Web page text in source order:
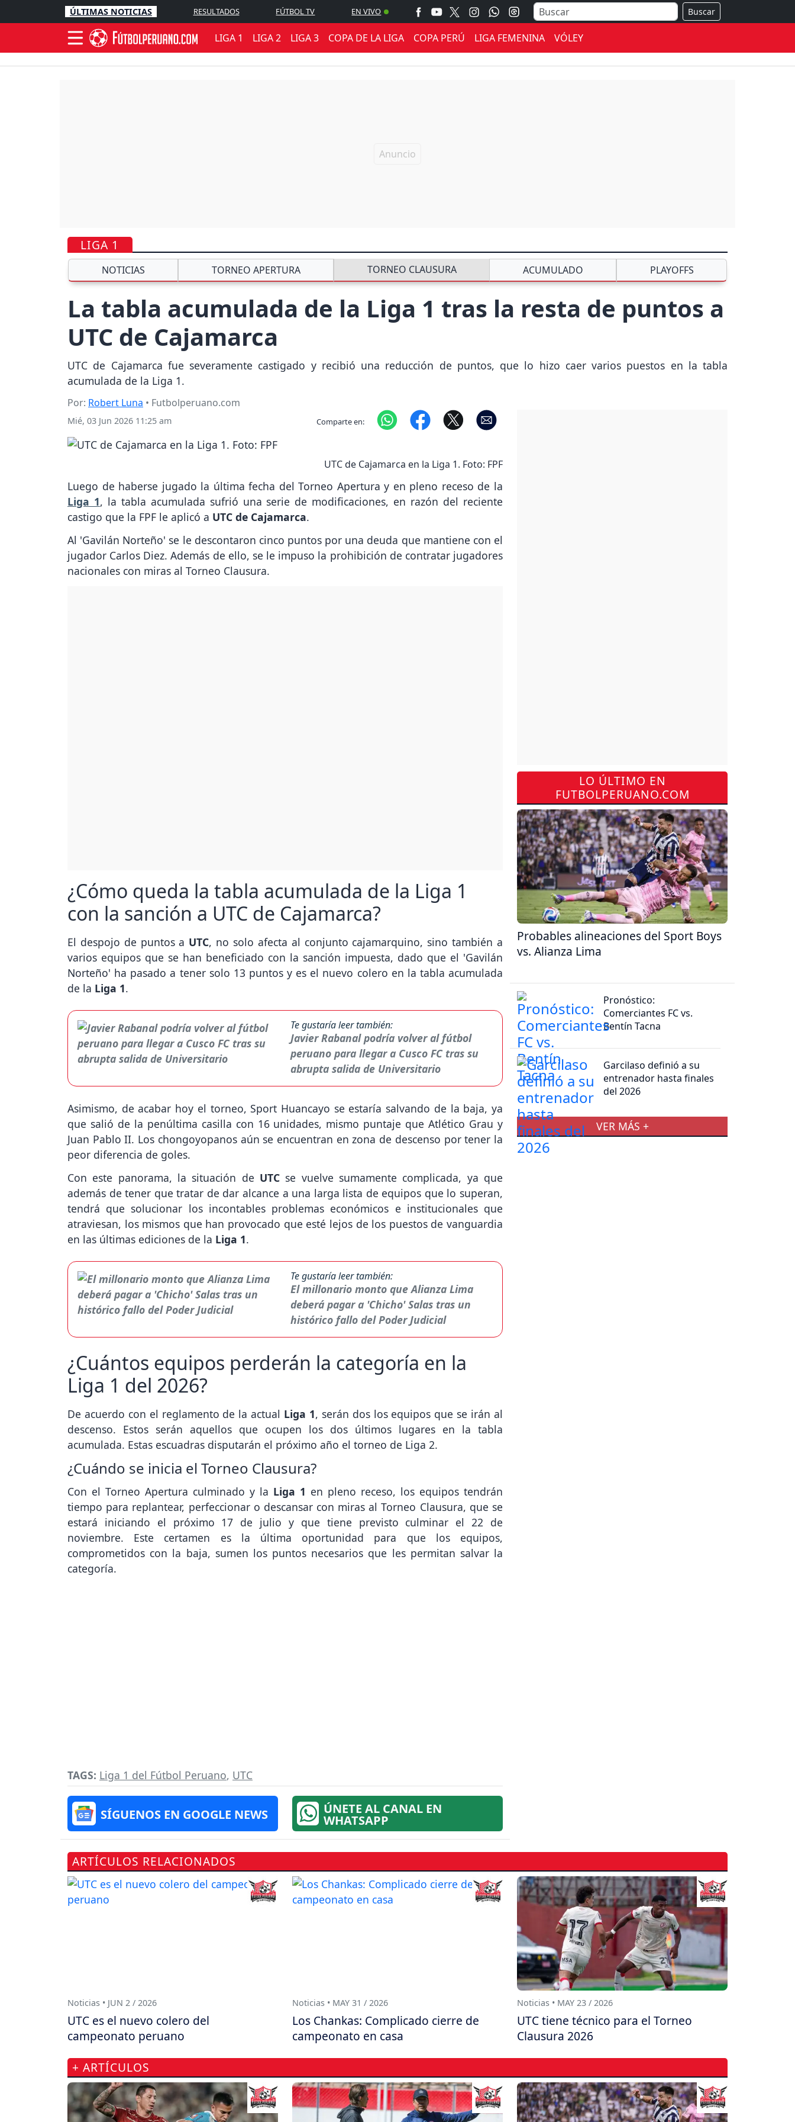
ÚLTIMAS NOTICIAS RESULTADOS FÚTBOL TV EN VIVO Buscar
LIGA 1 LIGA 2 LIGA 3 COPA DE LA LIGA COPA PERÚ LIGA FEMENINA VÓLEY
LIGA 1
NOTICIAS TORNEO APERTURA TORNEO CLAUSURA ACUMULADO PLAYOFFS
La tabla acumulada de la Liga 1 tras la resta de puntos a
UTC de Cajamarca
UTC de Cajamarca fue severamente castigado y recibió una reducción de puntos, que lo hizo caer varios puestos en la tabla
acumulada de la Liga 1.
Por: Robert Luna • Futbolperuano.com
Mié, 03 Jun 2026 11:25 am Comparte en:
UTC de Cajamarca en la Liga 1. Foto: FPF
Luego de haberse jugado la última fecha del Torneo Apertura y en pleno receso de la
Liga 1, la tabla acumulada sufrió una serie de modificaciones, en razón del reciente
castigo que la FPF le aplicó a UTC de Cajamarca.
Al 'Gavilán Norteño' se le descontaron cinco puntos por una deuda que mantiene con el
jugador Carlos Diez. Además de ello, se le impuso la prohibición de contratar jugadores
nacionales con miras al Torneo Clausura.
¿Cómo queda la tabla acumulada de la Liga 1
con la sanción a UTC de Cajamarca?
El despojo de puntos a UTC, no solo afecta al conjunto cajamarquino, sino también a
varios equipos que se han beneficiado con la sanción impuesta, dado que el 'Gavilán
Norteño' ha pasado a tener solo 13 puntos y es el nuevo colero en la tabla acumulada
de la Liga 1.
Te gustaría leer también:
Javier Rabanal podría volver al fútbol
peruano para llegar a Cusco FC tras su
abrupta salida de Universitario
Asimismo, de acabar hoy el torneo, Sport Huancayo se estaría salvando de la baja, ya
que salió de la penúltima casilla con 16 unidades, mismo puntaje que Atlético Grau y
Juan Pablo II. Los chongoyopanos aún se encuentran en zona de descenso por tener la
peor diferencia de goles.
Con este panorama, la situación de UTC se vuelve sumamente complicada, ya que
además de tener que tratar de dar alcance a una larga lista de equipos que lo superan,
tendrá que solucionar los incontables problemas económicos e institucionales que
atraviesan, los mismos que han provocado que esté lejos de los puestos de vanguardia
en las últimas ediciones de la Liga 1.
Te gustaría leer también:
El millonario monto que Alianza Lima
deberá pagar a 'Chicho' Salas tras un
histórico fallo del Poder Judicial
¿Cuántos equipos perderán la categoría en la
Liga 1 del 2026?
De acuerdo con el reglamento de la actual Liga 1, serán dos los equipos que se irán al
descenso. Estos serán aquellos que ocupen los dos últimos lugares en la tabla
acumulada. Estas escuadras disputarán el próximo año el torneo de Liga 2.
¿Cuándo se inicia el Torneo Clausura?
Con el Torneo Apertura culminado y la Liga 1 en pleno receso, los equipos tendrán
tiempo para replantear, perfeccionar o descansar con miras al Torneo Clausura, que se
estará iniciando el próximo 17 de julio y que tiene previsto culminar el 22 de
noviembre. Este certamen es la última oportunidad para que los equipos,
comprometidos con la baja, sumen los puntos necesarios que les permitan salvar la
categoría.
TAGS: Liga 1 del Fútbol Peruano, UTC
SÍGUENOS EN GOOGLE NEWS ÚNETE AL CANAL EN
WHATSAPP
LO ÚLTIMO EN
FUTBOLPERUANO.COM
Probables alineaciones del Sport Boys
vs. Alianza Lima
Pronóstico:
Comerciantes FC vs.
Bentín Tacna
Garcilaso definió a su
entrenador hasta finales
del 2026
VER MÁS +
ARTÍCULOS RELACIONADOS
Noticias • JUN 2 / 2026
UTC es el nuevo colero del
campeonato peruano
Noticias • MAY 31 / 2026
Los Chankas: Complicado cierre de
campeonato en casa
Noticias • MAY 23 / 2026
UTC tiene técnico para el Torneo
Clausura 2026
+ ARTÍCULOS